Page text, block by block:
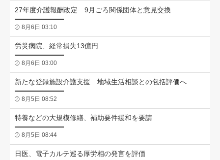
27年度介護報酬改定 9月ごろ関係団体と意見交換
8月6日 03:10
労災病院、経常損失13億円
8月6日 03:00
新たな登録施設介護支援 地域生活相談との包括評価へ
8月5日 08:52
特養などの大規模修繕、補助要件緩和を要請
8月5日 08:44
日医、電子カルテ巡る厚労相の発言を評価